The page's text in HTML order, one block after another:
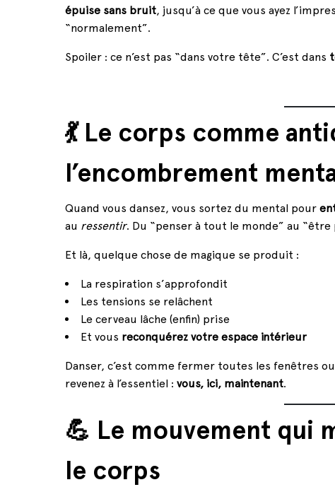
épuise sans bruit, jusqu’à ce que vous ayez
“normalement”.
Spoiler : ce n’est pas “dans votre tête”. C’est dans
💃 Le corps comme
l’encombrement
Quand vous dansez, vous sortez du mental pour
au ressentir. Du “penser à tout le monde” au “être
Et là, quelque chose de magique se produit :
La respiration s’approfondit
Les tensions se relâchent
Le cerveau lâche (enfin) prise
Et vous reconquérez votre espace intérieur
Danser, c’est comme fermer toutes les fenêtres
revenez à l’essentiel : vous, ici, maintenant.
💪 Le mouvement qui
le corps